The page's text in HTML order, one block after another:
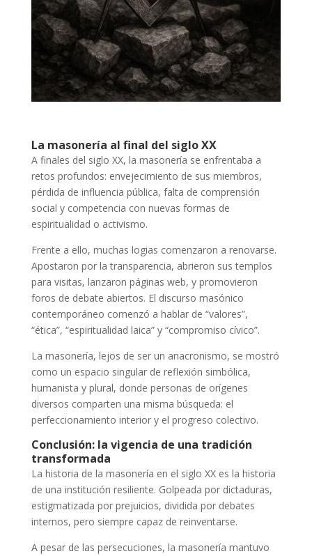
La masonería al final del siglo XX
A finales del siglo XX, la masonería se enfrentaba a
retos profundos: envejecimiento de sus miembros,
pérdida de influencia pública, falta de comprensión
social y competencia con nuevas formas de
espiritualidad o activismo.
Frente a ello, muchas logias comenzaron a renovarse.
Apostaron por la transparencia, abrieron sus templos
para visitas, lanzaron páginas web, y promovieron
foros de debate abiertos. El discurso masónico
contemporáneo comenzó a hablar de “valores”,
“ética”, “espiritualidad laica” y “compromiso cívico”.
La masonería, lejos de ser un anacronismo, se mostró
como un espacio singular de reflexión simbólica,
humanista y plural, donde personas de orígenes
diversos comparten una misma búsqueda: el
perfeccionamiento interior y el progreso colectivo.
Conclusión: la vigencia de una tradición
transformada
La historia de la masonería en el siglo XX es la historia
de una institución resiliente. Golpeada por dictaduras,
estigmatizada por prejuicios, dividida por debates
internos, pero siempre capaz de reinventarse.
A pesar de las persecuciones, la masonería mantuvo